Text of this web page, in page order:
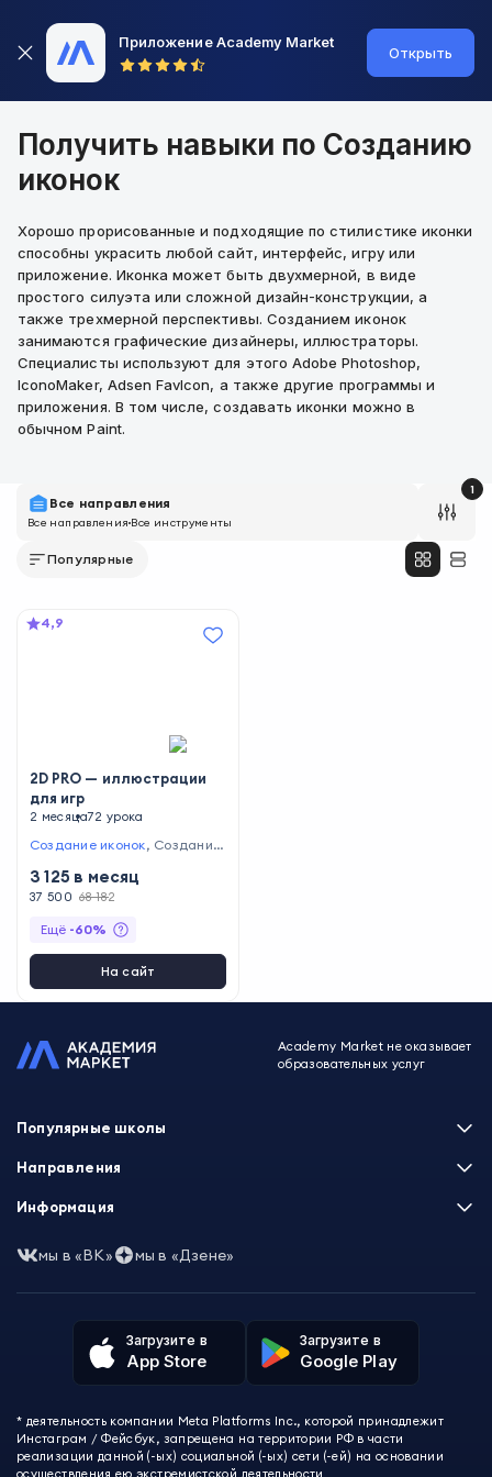
Приложение Academy Market
Открыть
Получить навыки по Созданию
иконок
Хорошо прорисованные и подходящие по стилистике иконки
способны украсить любой сайт, интерфейс, игру или
приложение. Иконка может быть двухмерной, в виде
простого силуэта или сложной дизайн-конструкции, а
также трехмерной перспективы. Созданием иконок
занимаются графические дизайнеры, иллюстраторы.
Специалисты используют для этого Adobe Photoshop,
IconoMaker, Adsen FavIcon, а также другие программы и
приложения. В том числе, создавать иконки можно в
обычном Paint.
Все направления
Все направленияВсе инструменты
1
Популярные
4,9
2D PRO — иллюстрации
для игр
2 месяца72 урока
Создание иконок, Создание
оделей, Создание иллюстра
ций
3 125 в месяц
37 500 68 182
Ещё -60%
На сайт
Academy Market не оказывает
образовательных услуг
Загрузите в
App Store
Загрузите в
Google Play
* деятельность компании Meta Platforms Inc., которой принадлежит
Инстаграм / Фейсбук, запрещена на территории РФ в части
реализации данной (-ых) социальной (-ых) сети (-ей) на основании
Популярные школы
Skillbox
XYZ School
Skillfactory
Talentsy
ProductStar
Бруноям
EDPRO
Направления
Программирование
Маркетинг
Аналитика
Другие профессии
Красота и здоровье
Для детей и подростков
Психология
Информация
Часто задаваемые вопросы
Пользовательское соглашение
Политика обработки данных
Избранные курсы
Акции и скидки
О проекте
Контакты
мы в «ВК» мы в «Дзене»